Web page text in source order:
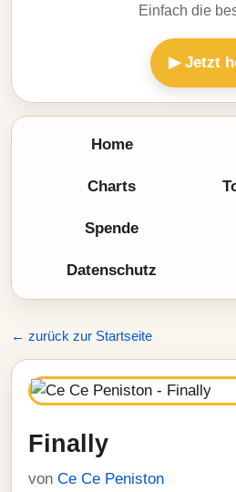
Einfach die
▶ Jetzt
Home
Charts
Spende
Datenschutz
← zurück zur Startseite
Finally
von Ce Ce Peniston